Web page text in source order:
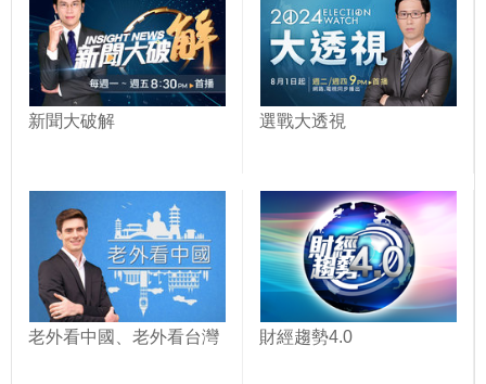
新聞大破解 選戰大透視
老外看中國、老外看台灣 財經趨勢4.0